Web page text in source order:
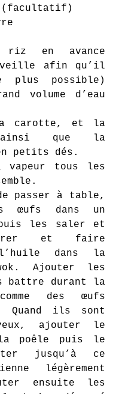
(facultatif)
en avance
afin qu’il
plus possible)
volume d’eau
carotte, et la
ainsi que la
petits dés.
vapeur tous les
passer à table,
œufs dans un
les saler et
et faire
dans la
Ajouter les
battre durant la
des œufs
Quand ils sont
ajouter le
poêle puis le
jusqu’à ce
légèrement
ensuite les